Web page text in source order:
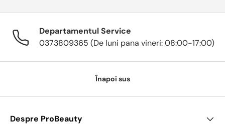
Departamentul Service
0373809365 (De luni pana vineri: 08:00-17:00)
Înapoi sus
Despre ProBeauty